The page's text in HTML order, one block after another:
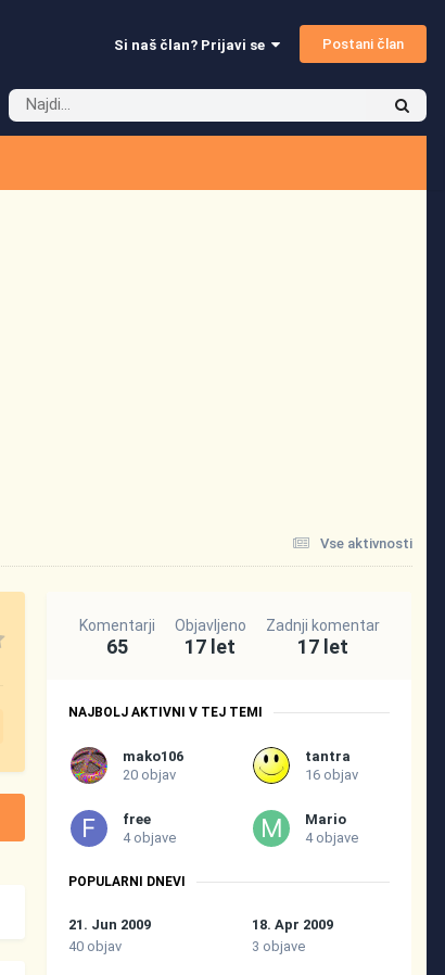
Si naš član? Prijavi se Postani član
Vse aktivnosti
Komentarji
65
Objavljeno
17 let
Zadnji komentar
17 let
NAJBOLJ AKTIVNI V TEJ TEMI
mako106
20 objav
tantra
16 objav
free
4 objave
Mario
4 objave
POPULARNI DNEVI
21. Jun 2009
40 objav
18. Apr 2009
3 objave